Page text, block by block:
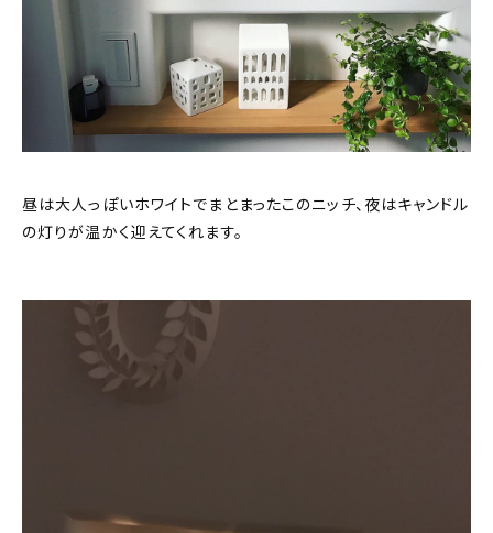
昼は大人っぽいホワイトでまとまったこのニッチ、夜はキャンドル
の灯りが温かく迎えてくれます。